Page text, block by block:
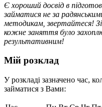
Є хороший досвід в
займатися не за
методикам, звертайтеся!
кожне заняття було
результативним!
Мій розклад
У розкладі зазначено час,
займатися з Вами: